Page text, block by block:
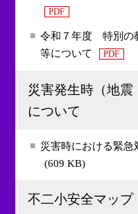
PDF
令和７年度 特別の
等について
PDF
災害発生時（地
について
災害時における緊急
(609 KB)
不二小安全マップ